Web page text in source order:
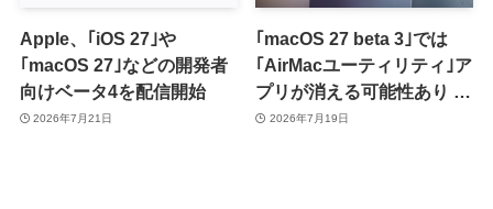
Apple、｢iOS 27｣や
｢macOS 27｣などの開発者
向けベータ4を配信開始
2026年7月21日
｢macOS 27 beta 3｣では
｢AirMacユーティリティ｣ア
プリが消える可能性あり ｰ
同アプリを使用中のユーザ
2026年7月19日